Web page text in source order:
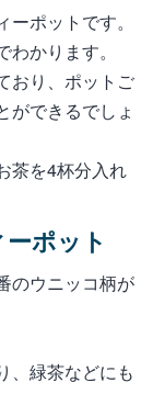
ポットです。
かります。
おり、ポットご
ができるでしょ
茶を4杯分入れ
ポット
のウニッコ柄が
、緑茶などにも